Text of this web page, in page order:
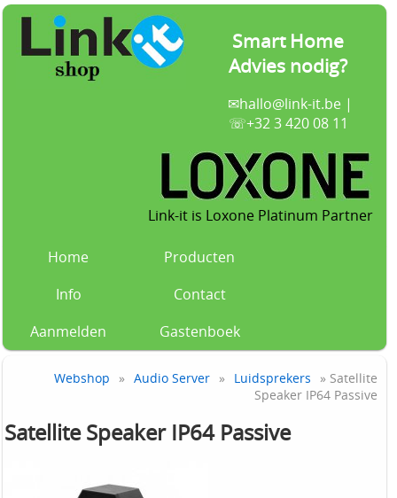
Smart Home
Advies nodig?
✉hallo@link-it.be|
☏+32 3 420 08 11
Link-it is Loxone Platinum Partner
Home
Producten
Info
Contact
Aanmelden
Gastenboek
Webshop » Audio Server » Luidsprekers
» Satellite
Speaker IP64 Passive
Satellite Speaker IP64 Passive